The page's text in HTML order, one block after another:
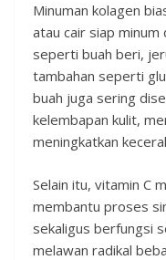
Minuman kolagen
atau cair siap
seperti buah beri,
tambahan seperti
buah juga sering
kelembapan kulit,
meningkatkan
Selain itu, vitamin C
membantu proses
sekaligus berfungsi
melawan radikal